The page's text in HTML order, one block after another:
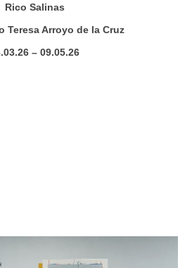
Rico Salinas
Teresa Arroyo de la Cruz
– 09.05.26